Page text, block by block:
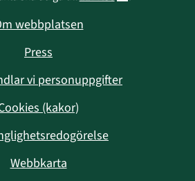
webbplatsen
Press
vi personuppgifter
(kakor)
Webbkarta